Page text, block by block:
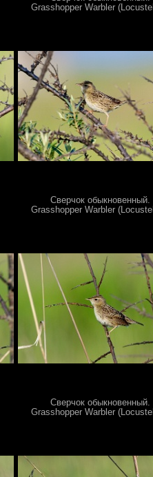
Grasshopper Warbler
Сверчок обыкновенный.
Grasshopper Warbler
Сверчок обыкновенный.
Grasshopper Warbler